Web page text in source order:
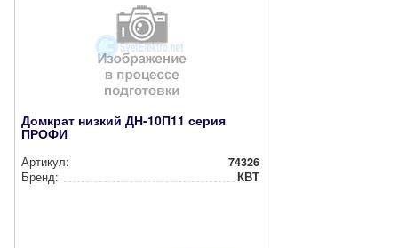
Домкрат низкий ДН-10П11 серия
ПРОФИ
Артикул:
74326
Бренд:
КВТ